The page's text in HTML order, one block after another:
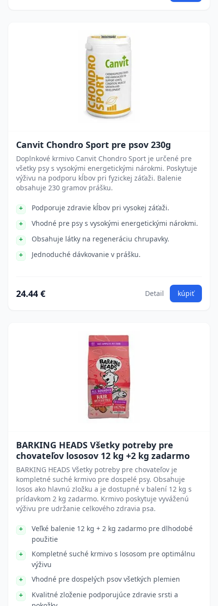
Canvit Chondro Sport pre psov 230g
Doplnkové krmivo Canvit Chondro Sport je určené pre
všetky psy s vysokými energetickými nárokmi. Poskytuje
výživu na podporu kĺbov pri fyzickej záťaži. Balenie
obsahuje 230 gramov prášku.
Podporuje zdravie kĺbov pri vysokej záťaži.
Vhodné pre psy s vysokými energetickými nárokmi.
Obsahuje látky na regeneráciu chrupavky.
Jednoduché dávkovanie v prášku.
24.44 € Detail kúpiť
BARKING HEADS Všetky potreby pre
chovateľov lososov 12 kg +2 kg zadarmo
BARKING HEADS Všetky potreby pre chovateľov je
kompletné suché krmivo pre dospelé psy. Obsahuje
losos ako hlavnú zložku a je dostupné v balení 12 kg s
prídavkom 2 kg zadarmo. Krmivo poskytuje vyváženú
výživu pre udržanie celkového zdravia psa.
Veľké balenie 12 kg + 2 kg zadarmo pre dlhodobé
použitie
Kompletné suché krmivo s lososom pre optimálnu
výživu
Vhodné pre dospelých psov všetkých plemien
Kvalitné zloženie podporujúce zdravie srsti a